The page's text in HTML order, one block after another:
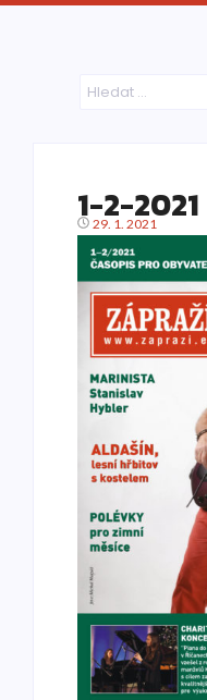
1-2-2021
29. 1. 2021